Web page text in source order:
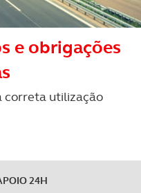
tipo de Cookies e
na sua
e nos serviços
site.
e obrigações
correta utilização
24H